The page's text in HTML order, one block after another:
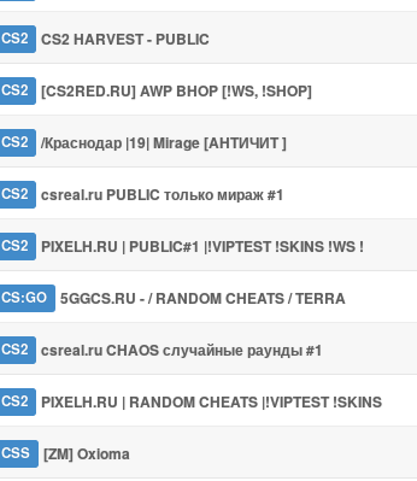
CS2 CS2 HARVEST - PUBLIC
CS2 [CS2RED.RU] AWP BHOP [!WS, !SHOP]
CS2 /Краснодар |19| Mirage [AHTИЧИT ]
CS2 csreal.ru PUBLIC только мираж #1
CS2 PIXELH.RU | PUBLIC#1 |!VIPTEST !SKINS !WS !
CS:GO 5GGCS.RU - / RANDOM CHEATS / TERRA
CS2 csreal.ru CHAOS случайные раунды #1
CS2 PIXELH.RU | RANDOM CHEATS |!VIPTEST !SKINS
CSS [ZM] Oxioma